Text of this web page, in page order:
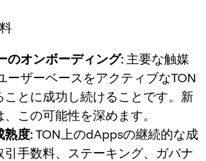
のオンボーディング: 主要な触媒
ーザーベースをアクティブなTON
ことに成功し続けることです。新
この可能性を深めます。
熟度:TON上のdAppsの継続的な成
手数料、ステーキング、ガバナ